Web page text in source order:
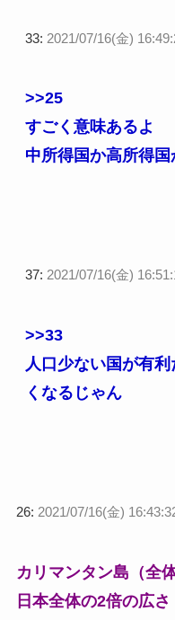
33: 2021/07/16(金)
>>25
すごく意味あるよ
中所得国か高所得
37: 2021/07/16(金)
>>33
人口少ない国が有
くなるじゃん
26: 2021/07/16(金)
カリマンタン島（全
日本全体の2倍の広さ